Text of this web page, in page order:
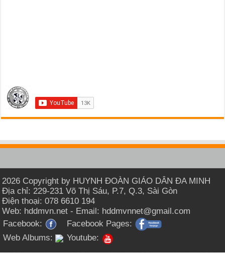
2026 Copyright by HUYNH ĐOÀN GIÁO DÂN ĐA MINH
Địa chỉ: 229-231 Võ Thị Sáu, P.7, Q.3, Sài Gòn
Điện thoại: 078 6610 194
Web: hddmvn.net - Email: hddmvnnet@gmail.com
Facebook:
Facebook Pages:
Web Albums:
Youtube: